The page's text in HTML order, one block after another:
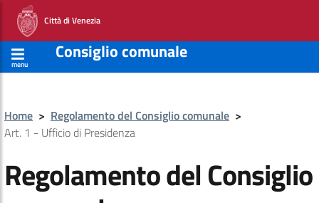
Città di Venezia
menu
Consiglio comunale
Home > Regolamento del Consiglio comunale >
Art. 1 - Ufficio di Presidenza
Regolamento del Consiglio